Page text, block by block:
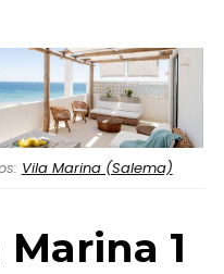
Vila Marina (Salema)
1